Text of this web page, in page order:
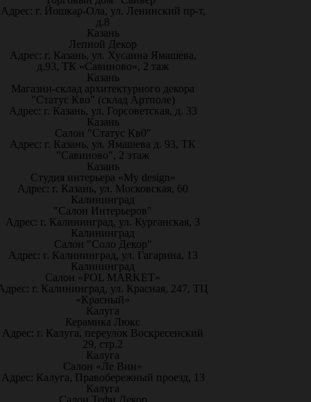
Адрес: г. Йошкар-Ола, ул. Ленинский пр-т,
д.8
Казань
Лепной Декор
Адрес: г. Казань, ул. Хусаина Ямашева,
д.93, ТК «Савиново», 2 таж
Казань
Магазин-склад архитектурного декора
"Статус Кво" (склад Артполе)
Адрес: г. Казань, ул. Горсоветская, д. 33
Казань
Салон "Статус Кв0"
Адрес: г. Казань, ул. Ямашева д. 93, ТК
"Савиново", 2 этаж
Казань
Студия интерьера «My design»
Адрес: г. Казань, ул. Московская, 60
Калининград
"Салон Интерьеров"
Адрес: г. Калининград, ул. Курганская, 3
Калининград
Салон "Соло Декор"
Адрес: г. Калининград, ул. Гагарина, 13
Калининград
Салон «POL MARKET»
г. Калининград, ул. Красная, 247, ТЦ
«Красный»
Калуга
Керамика Люкс
Адрес: г. Калуга, переулок Воскресенский
29, стр.2
Калуга
Салон «Ле Вин»
Адрес: Калуга, Правобережный проезд, 13
Калуга
Салон Тефи Декор